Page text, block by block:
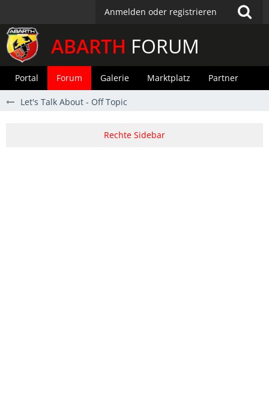
Anmelden oder registrieren
ABARTH FORUM
Portal Forum Galerie Marktplatz Partner
Let's Talk About - Off Topic